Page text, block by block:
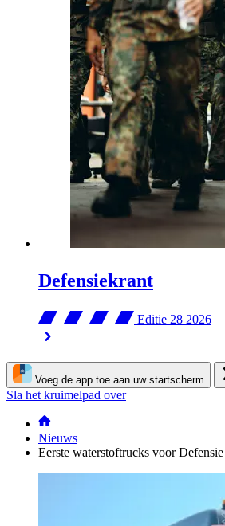
Defensiekrant
Editie 28 2026
Voeg de app toe aan uw startscherm
Sla het kruimelpad over
Nieuws
Eerste waterstoftrucks voor Defensie